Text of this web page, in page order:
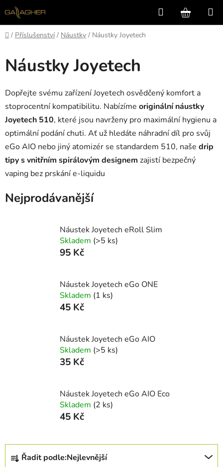
Přejít
na
obsah
Hledat
KOŠÍK
Domů
/ Příslušenství / Náustky / Náustky Joyetech
Náustky Joyetech
Dopřejte svému zařízení Joyetech osvědčený komfort a
stoprocentní kompatibilitu. Nabízíme originální náustky
Joyetech 510, které jsou navrženy pro maximální hygienu a
optimální podání chuti. Ať už hledáte náhradní díl pro svůj
eGo AIO nebo jiný atomizér se standardem 510, naše drip
tipy s vnitřním spirálovým designem zajistí bezpečný
vaping bez prskání e-liquidu
Nejprodávanější
Náustek Joyetech eRoll Slim
Skladem (>5 ks)
95 Kč
Náustek Joyetech eGo ONE
Skladem (1 ks)
45 Kč
Náustek Joyetech eGo AIO
Skladem (>5 ks)
35 Kč
Náustek Joyetech eGo AIO Eco
Skladem (2 ks)
45 Kč
Ř
Řadit podle:Nejlevnější